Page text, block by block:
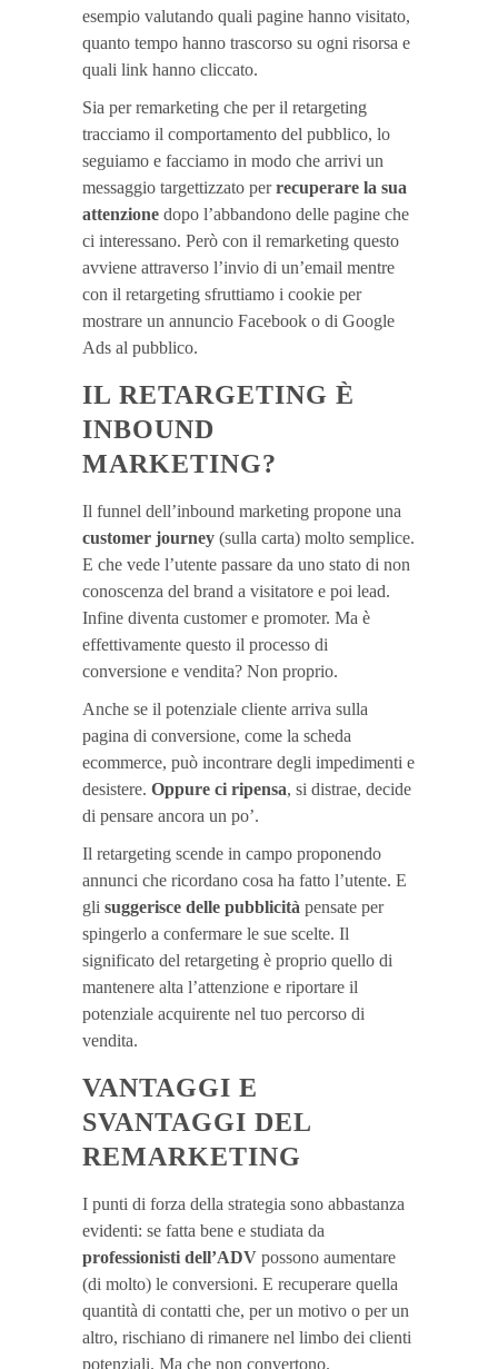
esempio valutando quali pagine hanno visitato,
quanto tempo hanno trascorso su ogni risorsa e
quali link hanno cliccato.
Sia per remarketing che per il retargeting
tracciamo il comportamento del pubblico, lo
seguiamo e facciamo in modo che arrivi un
messaggio targettizzato perrecuperare la sua
attenzione dopo l’abbandono delle pagine che
ci interessano. Però con il remarketing questo
avviene attraverso l’invio di un’email mentre
con il retargeting sfruttiamo i cookie per
mostrare un annuncio Facebook o di Google
Ads al pubblico.
IL RETARGETING È
INBOUND
MARKETING?
Il funnel dell’inbound marketing propone una
customer journey (sulla carta) molto semplice.
E che vede l’utente passare da uno stato di non
conoscenza del brand a visitatore e poi lead.
Infine diventa customer e promoter. Ma è
effettivamente questo il processo di
conversione e vendita? Non proprio.
Anche se il potenziale cliente arriva sulla
pagina di conversione, come la scheda
ecommerce, può incontrare degli impedimenti e
desistere. Oppure ci ripensa, si distrae, decide
di pensare ancora un po’.
Il retargeting scende in campo proponendo
annunci che ricordano cosa ha fatto l’utente. E
gli suggerisce delle pubblicità pensate per
spingerlo a confermare le sue scelte. Il
significato del retargeting è proprio quello di
mantenere alta l’attenzione e riportare il
potenziale acquirente nel tuo percorso di
vendita.
VANTAGGI E
SVANTAGGI DEL
REMARKETING
I punti di forza della strategia sono abbastanza
evidenti: se fatta bene e studiata da
professionisti dell’ADV possono aumentare
(di molto) le conversioni. E recuperare quella
quantità di contatti che, per un motivo o per un
altro, rischiano di rimanere nel limbo dei clienti
potenziali. Ma che non convertono.